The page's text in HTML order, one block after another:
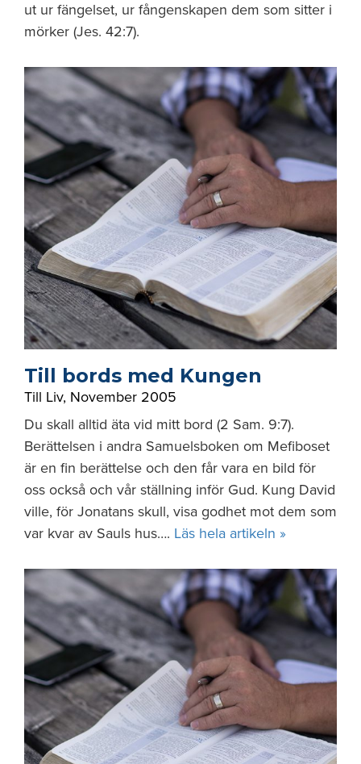
ut ur fängelset, ur fångenskapen dem som sitter i
mörker (Jes. 42:7).
Till bords med Kungen
Till Liv, November 2005
Du skall alltid äta vid mitt bord (2 Sam. 9:7).
Berättelsen i andra Samuelsboken om Mefiboset
är en fin berättelse och den får vara en bild för
oss också och vår ställning inför Gud. Kung David
ville, för Jonatans skull, visa godhet mot dem som
var kvar av Sauls hus…. Läs hela artikeln »